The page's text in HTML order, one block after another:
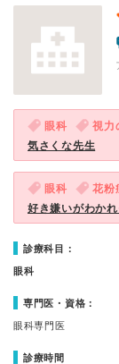
眼科 視力
気さくな先生
眼科 花粉
好き嫌いがわか
診療科目：
眼科
専門医・資格：
眼科専門医
診療時間